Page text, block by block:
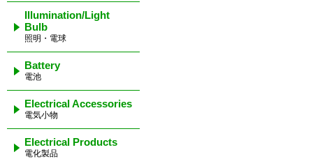
Illumination/Light
Bulb
照明・電球
Battery
電池
Electrical Accessories
電気小物
Electrical Products
電化製品